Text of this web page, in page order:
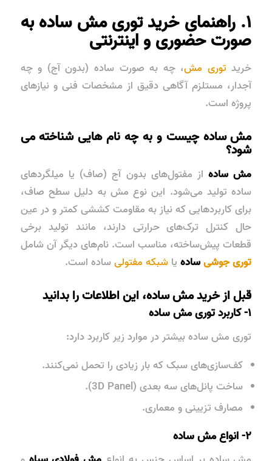
۱. راهنمای خرید توری مش ساده به
صورت حضوری و اینترنتی
خرید توری مش، چه به صورت ساده (بدون آج) و چه
آجدار، مستلزم آگاهی دقیق از مشخصات فنی و نیازهای
پروژه است.
مش ساده چیست و به چه نام هایی شناخته می
شود؟
مش سادهاز مفتول‌های بدون آج (صاف) یا میلگردهای
ساده تولید می‌شود. این نوع مش به دلیل سطح صاف،
برای کاربردهایی که نیاز به مقاومت کششی کمترو در عین
حال کنترل ترک‌های حرارتی دارند، مانند تولید برخی
قطعات پیش‌ساخته، مناسب است. نام‌های دیگر آن شامل
توری جوشیسادهیا شبکه مفتولیسادهاست.
قبل از خرید مش ساده، این اطلاعات را بدانید
۱- کاربرد توری مش ساده
توری مش ساده بیشتر در موارد زیر کاربرد دارد:
کف‌سازی‌های سبک که بار زیادی را تحمل نمی‌کنند.
ساخت پانل‌های سه بعدی (3D Panel).
مصارف تزیینی و معماری.
۲- انواع مش ساده